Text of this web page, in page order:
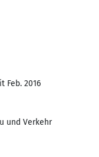
Feb. 2016
und Verkehr